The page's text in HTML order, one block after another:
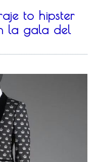
to hipster
la gala del